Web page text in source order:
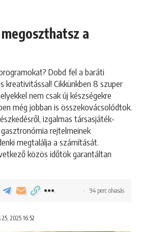
a
Dobd fel a baráti
kreativitással! Cikkünkben 8 szuper
nem csak új készségekre
még jobban is összekovácsolódtok.
izgalmas társasjáték-
rejtelmeinek
megtalálja a számítását.
közös időtök garantáltan
2025 16:52
94 perc olvasás